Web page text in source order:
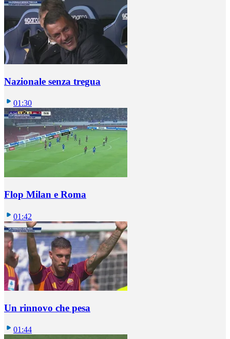
Nazionale senza tregua
01:30
Flop Milan e Roma
01:42
Un rinnovo che pesa
01:44